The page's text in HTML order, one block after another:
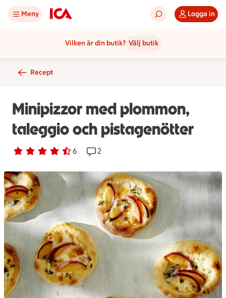
Meny Logga in
Vilken är din butik? Välj butik
Recept
Minipizzor med plommon,
taleggio och pistagenötter
Betyg 4.7 av 5. 6
6 personer har röstatReceptet har 2 kommentarer
2